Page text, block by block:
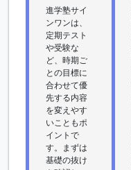
進学塾サイ
ンワンは、
定期テスト
や受験な
ど、時期ご
との目標に
合わせて優
先する内容
を変えやす
いこともポ
イントで
す。まずは
基礎の抜け